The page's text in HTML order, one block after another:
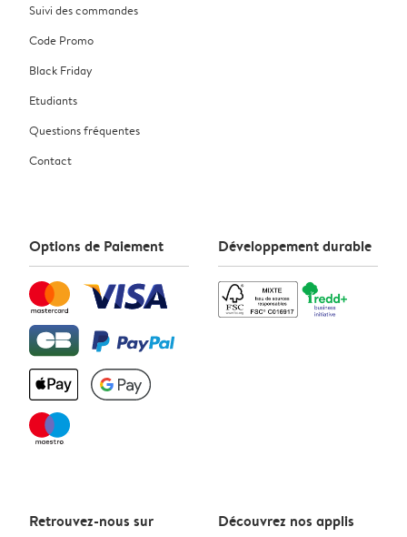
Suivi des commandes
Code Promo
Black Friday
Etudiants
Questions fréquentes
Contact
Options de Paiement Développement durable
Retrouvez-nous sur Découvrez nos applis